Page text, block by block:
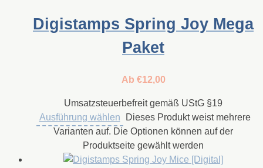
Digistamps Spring Joy Mega
Paket
Ab €12,00
Umsatzsteuerbefreit gemäß UStG §19
Ausführung wählen
Dieses Produkt weist mehrere
Varianten auf. Die Optionen können auf der
Produktseite gewählt werden